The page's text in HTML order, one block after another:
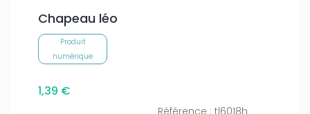
Chapeau léo
Produit
numérique
1,39 €
Référence : tl6018h